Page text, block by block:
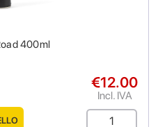
400ml
€12.00
Incl. IVA